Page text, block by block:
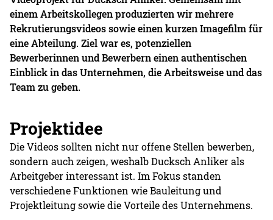
einem Arbeitskollegen produzierten wir mehrere
Rekrutierungsvideos sowie einen kurzen Imagefilm für
eine Abteilung. Ziel war es, potenziellen
Bewerberinnen und Bewerbern einen authentischen
Einblick in das Unternehmen, die Arbeitsweise und das
Team zu geben.
Projektidee
Die Videos sollten nicht nur offene Stellen bewerben,
sondern auch zeigen, weshalb Ducksch Anliker als
Arbeitgeber interessant ist. Im Fokus standen
verschiedene Funktionen wie Bauleitung und
Projektleitung sowie die Vorteile des Unternehmens.